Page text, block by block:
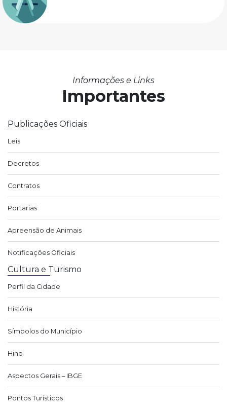
Informações e Links
Importantes
Publicações Oficiais
Leis
Decretos
Contratos
Portarias
Apreensão de Animais
Notificações Oficiais
Cultura e Turismo
Perfil da Cidade
História
Símbolos do Município
Hino
Aspectos Gerais – IBGE
Pontos Turísticos